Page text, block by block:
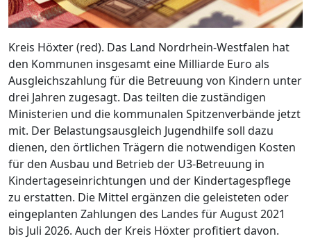
Kreis Höxter (red). Das Land Nordrhein-Westfalen hat
den Kommunen insgesamt eine Milliarde Euro als
Ausgleichszahlung für die Betreuung von Kindern unter
drei Jahren zugesagt. Das teilten die zuständigen
Ministerien und die kommunalen Spitzenverbände jetzt
mit. Der Belastungsausgleich Jugendhilfe soll dazu
dienen, den örtlichen Trägern die notwendigen Kosten
für den Ausbau und Betrieb der U3-Betreuung in
Kindertageseinrichtungen und der Kindertagespflege
zu erstatten. Die Mittel ergänzen die geleisteten oder
eingeplanten Zahlungen des Landes für August 2021
bis Juli 2026. Auch der Kreis Höxter profitiert davon.